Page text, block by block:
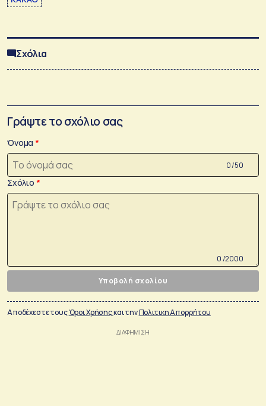
Σχόλια
Γράψτε το σχόλιο σας
Όνομα
0 /50
Σχόλιο
0 /2000
Υποβολή σχολίου
Αποδέχεστε τουςΌροι Χρήσηςκαι τηνΠολιτικη Απορρήτου